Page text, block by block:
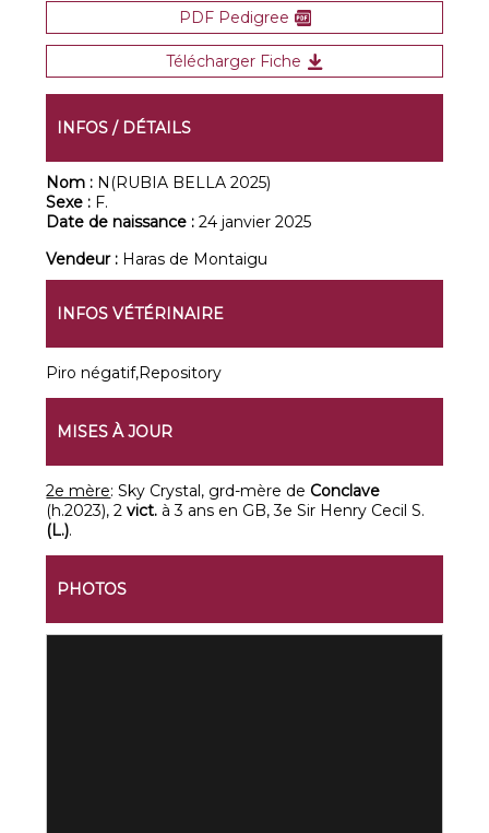
PDF Pedigree
Télécharger Fiche
INFOS / DÉTAILS
Nom : N(RUBIA BELLA 2025)
Sexe : F.
Date de naissance :24 janvier 2025
Vendeur : Haras de Montaigu
INFOS VÉTÉRINAIRE
Piro négatif,Repository
MISES À JOUR
2e mère: Sky Crystal, grd-mère de Conclave
(h.2023), 2vict. à 3 ans en GB, 3e Sir Henry Cecil S.
(L.).
PHOTOS